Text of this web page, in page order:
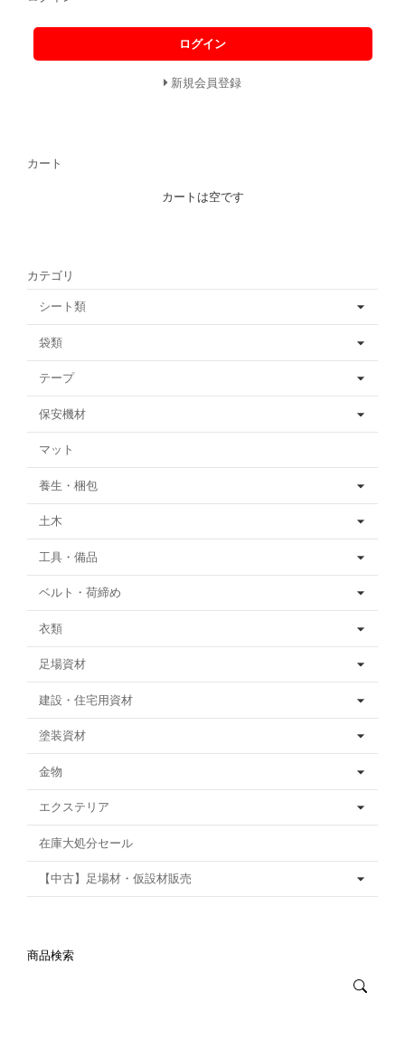
ログイン
新規会員登録
カート
カートは空です
カテゴリ
シート類
袋類
テープ
保安機材
マット
養生・梱包
土木
工具・備品
ベルト・荷締め
衣類
足場資材
建設・住宅用資材
塗装資材
金物
エクステリア
在庫大処分セール
【中古】足場材・仮設材販売
商品検索